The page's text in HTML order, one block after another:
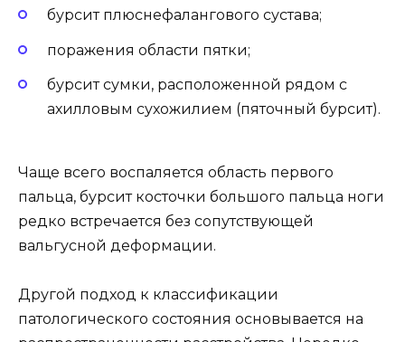
бурсит плюснефалангового сустава;
поражения области пятки;
бурсит сумки, расположенной рядом с
ахилловым сухожилием (пяточный бурсит).
Чаще всего воспаляется область первого
пальца, бурсит косточки большого пальца ноги
редко встречается без сопутствующей
вальгусной деформации.
Другой подход к классификации
патологического состояния основывается на